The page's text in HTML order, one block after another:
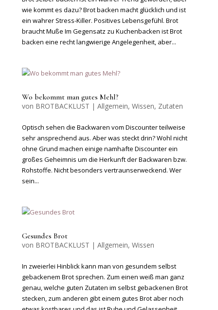
wie kommt es dazu? Brot backen macht glücklich und ist
ein wahrer Stress-Killer. Positives Lebensgefühl. Brot
braucht Muße Im Gegensatz zu Kuchenbacken ist Brot
backen eine recht langwierige Angelegenheit, aber...
Wo bekommt man gutes Mehl?
von BROTBACKLUST | Allgemein, Wissen, Zutaten
Optisch sehen die Backwaren vom Discounter teilweise
sehr ansprechend aus. Aber was steckt drin? Wohl nicht
ohne Grund machen einige namhafte Discounter ein
großes Geheimnis um die Herkunft der Backwaren bzw.
Rohstoffe. Nicht besonders vertraunserweckend. Wer
sein...
Gesundes Brot
von BROTBACKLUST | Allgemein, Wissen
In zweierlei Hinblick kann man von gesundem selbst
gebackenem Brot sprechen. Zum einen weiß man ganz
genau, welche guten Zutaten im selbst gebackenen Brot
stecken, zum anderen gibt einem gutes Brot aber noch